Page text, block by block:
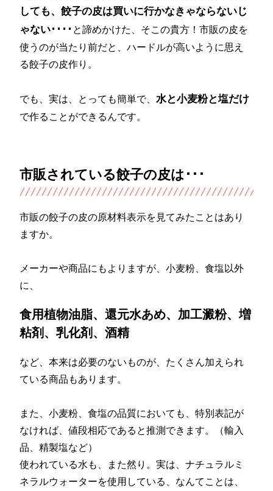
しても、餃子の皮は買いに行かなきゃならないじ
ゃない････ と諦めかけた、そこの貴方！市販の皮を
使うのが当たり前だと、ハードルが高いように思え
る餃子の皮作り。
でも、実は、とっても簡単で、水と小麦粉と塩だけ
で作ることができるんです。
市販されている餃子の皮は･･･
市販の餃子の皮の原材料表示を見てみたことはあり
ますか。
メーカーや商品にもよりますが、小麦粉、食塩以外
に、
食用植物油脂、還元水あめ、加工澱粉、増
粘剤、乳化剤、酒精
など、本来は必要のないものが、たくさん加えられ
ている商品もあります。
また、小麦粉、食塩の品質においても、特別表記が
なければ、値段相応であると推測できます。（輸入
品、精製塩など）
使われている水も、また然り。実は、ナチュラルミ
ネラルウォーターを使用している、なんてことは、